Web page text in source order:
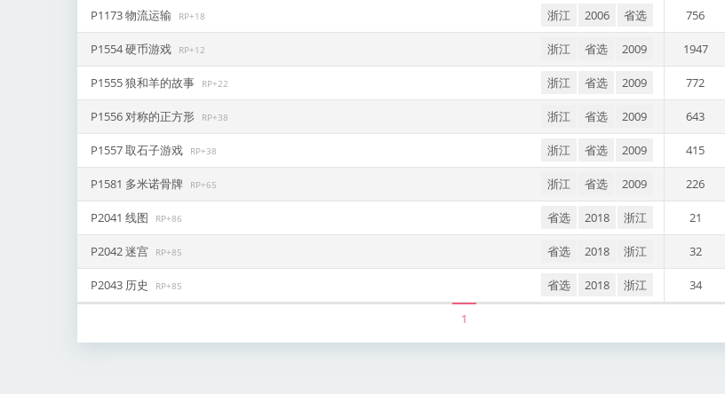
P1173 物流运输 RP+18 浙江 2006 省选 756
P1554 硬币游戏 RP+12 浙江 省选 2009 1947
P1555 狼和羊的故事 RP+22 浙江 省选 2009 772
P1556 对称的正方形 RP+38 浙江 省选 2009 643
P1557 取石子游戏 RP+38 浙江 省选 2009 415
P1581 多米诺骨牌 RP+65 浙江 省选 2009 226
P2041 线图 RP+86 省选 2018 浙江 21
P2042 迷宫 RP+85 省选 2018 浙江 32
P2043 历史 RP+85 省选 2018 浙江 34
1